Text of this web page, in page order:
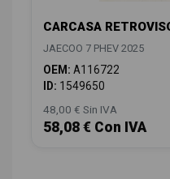
CARCASA
JAECOO 7 PHEV 2025
OEM: A116722
ID: 1549650
48,00 € Sin IVA
58,08 € Con IVA